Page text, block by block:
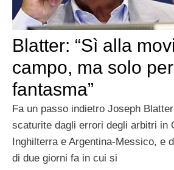
Blatter: “Sì alla
campo, ma solo
fantasma”
Fa un passo indietro Joseph
scaturite dagli errori degli arbitri in
Inghilterra e Argentina-Messico, e
di due giorni fa in cui si